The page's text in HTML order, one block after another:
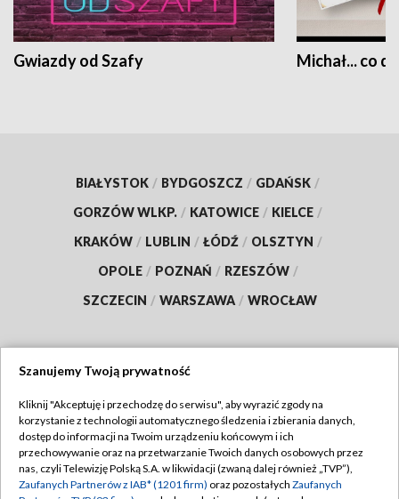
Gwiazdy od Szafy Michał... co
BIAŁYSTOK / BYDGOSZCZ / GDAŃSK /
GORZÓW WLKP. / KATOWICE / KIELCE /
KRAKÓW / LUBLIN / ŁÓDŹ / OLSZTYN /
OPOLE / POZNAŃ / RZESZÓW /
SZCZECIN / WARSZAWA / WROCŁAW
TVP
Abonament TVP
Emisja w TVP
Regulamin TVP
Polityka prywatności
Szanujemy Twoją prywatność
Kliknij "Akceptuję i przechodzę do serwisu", aby wyrazić zgody na
korzystanie z technologii automatycznego śledzenia i zbierania danych,
dostęp do informacji na Twoim urządzeniu końcowym i ich
przechowywanie oraz na przetwarzanie Twoich danych osobowych przez
nas, czyli Telewizję Polską S.A. w likwidacji (zwaną dalej również „TVP”),
Zaufanych Partnerów z IAB* (1201 firm) oraz pozostałych Zaufanych